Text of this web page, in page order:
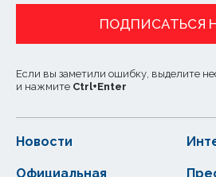
ПОДПИСАТЬСЯ
Если вы заметили ошибку, выделите
и нажмите Ctrl+Enter
Новости
Официальная